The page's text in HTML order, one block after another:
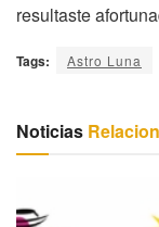
resultaste
Tags: Astro Luna
Noticias